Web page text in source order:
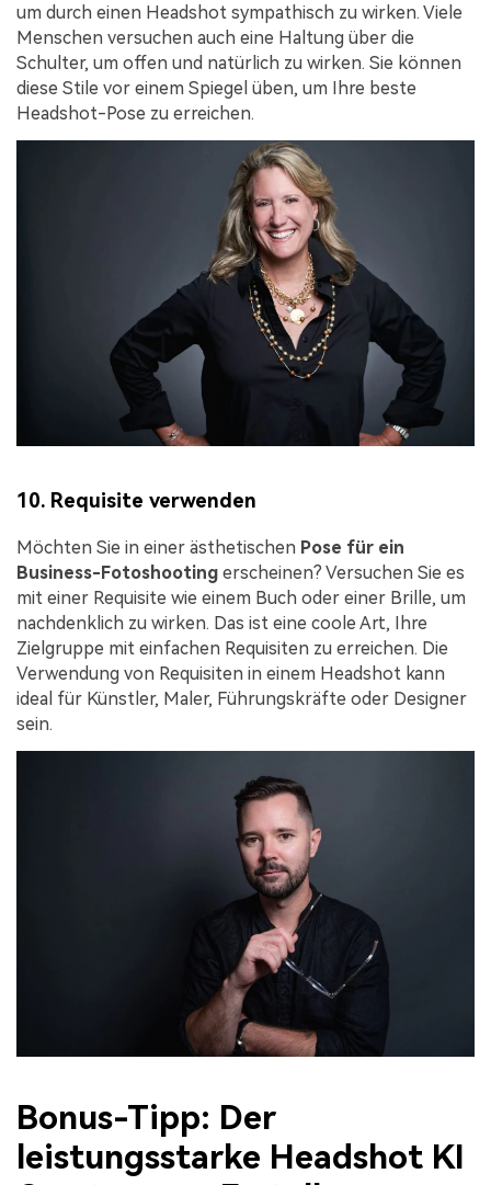
um durch einen Headshot sympathisch zu wirken. Viele
Menschen versuchen auch eine Haltung über die
Schulter, um offen und natürlich zu wirken. Sie können
diese Stile vor einem Spiegel üben, um Ihre beste
Headshot-Pose zu erreichen.
10. Requisite verwenden
Möchten Sie in einer ästhetischen Pose für ein
Business-Fotoshooting erscheinen? Versuchen Sie es
mit einer Requisite wie einem Buch oder einer Brille, um
nachdenklich zu wirken. Das ist eine coole Art, Ihre
Zielgruppe mit einfachen Requisiten zu erreichen. Die
Verwendung von Requisiten in einem Headshot kann
ideal für Künstler, Maler, Führungskräfte oder Designer
sein.
Bonus-Tipp: Der
leistungsstarke Headshot KI